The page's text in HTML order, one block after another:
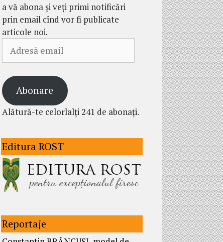
a vă abona și veți primi notificări
prin email cînd vor fi publicate
articole noi.
email
Abonare
Alătură-te celorlalți 241 de abonați.
Editura ROST
Reportaje